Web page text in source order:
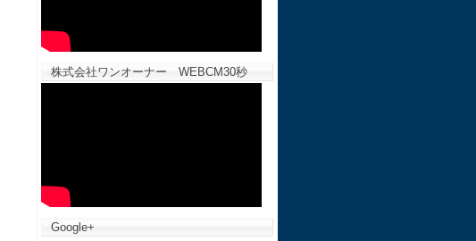
株式会社ワンオーナー WEBCM30秒
Google+